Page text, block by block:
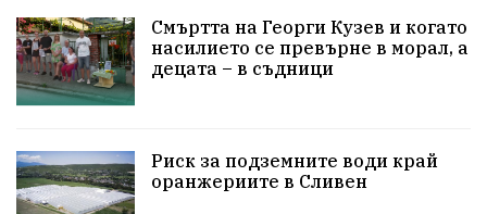
УрсулаФонДерЛайен Обединение
ПетърПетров
НародноСъбрание Варна Родителство
Сигурност
Смъртта на Георги Кузев и когато
насилието се превърне в морал, а
децата – в съдници
Риск за подземните води край
оранжериите в Сливен